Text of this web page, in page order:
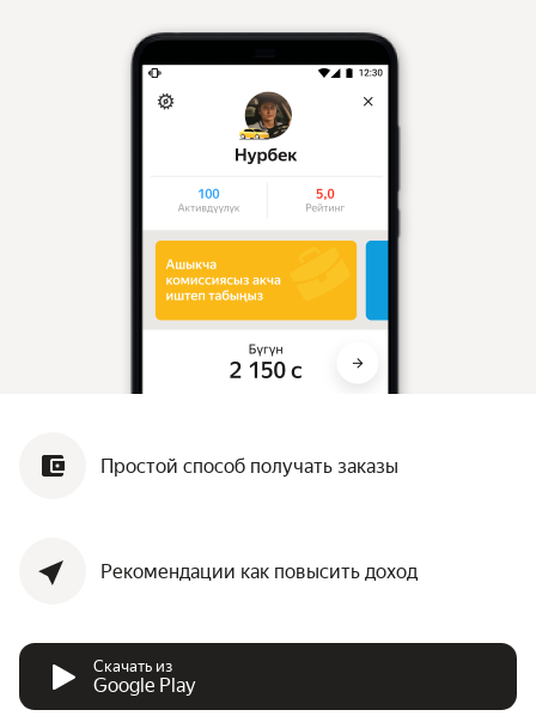
Простой способ получать заказы
Рекомендации как повысить доход
Скачать из
Google Play